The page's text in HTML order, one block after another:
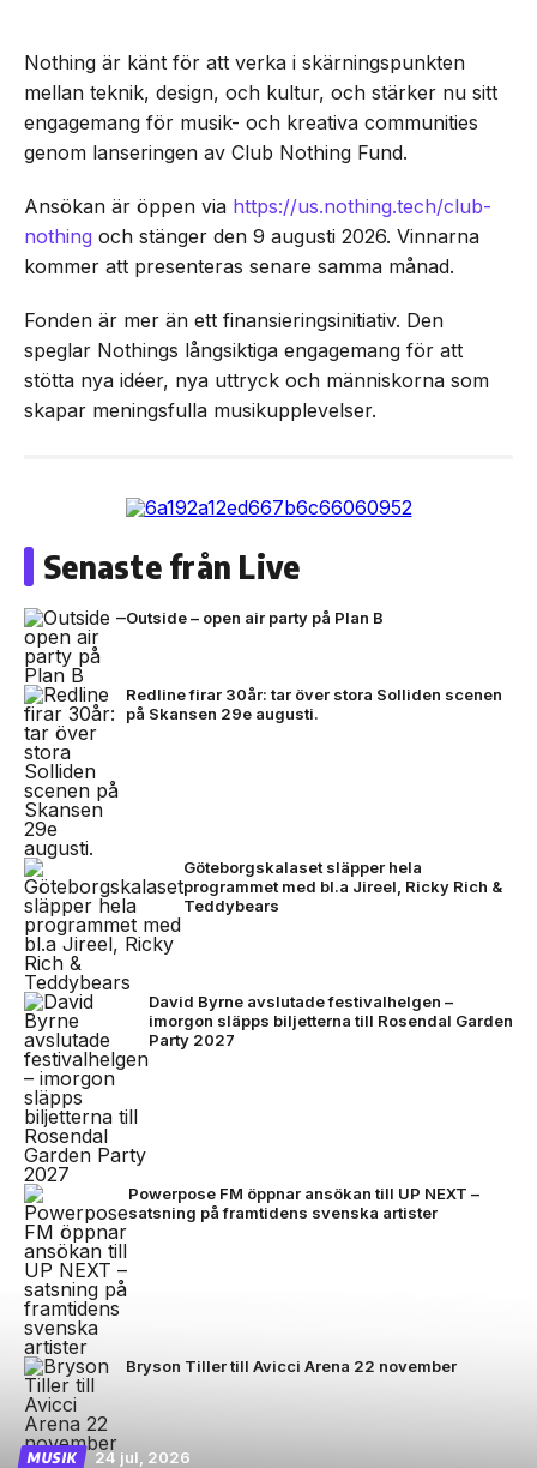
Nothing är känt för att verka i skärningspunkten
mellan teknik, design, och kultur, och stärker nu sitt
engagemang för musik- och kreativa communities
genom lanseringen av Club Nothing Fund.
Ansökan är öppen via https://us.nothing.tech/club-
nothing och stänger den 9 augusti 2026. Vinnarna
kommer att presenteras senare samma månad.
Fonden är mer än ett finansieringsinitiativ. Den
speglar Nothings långsiktiga engagemang för att
stötta nya idéer, nya uttryck och människorna som
skapar meningsfulla musikupplevelser.
Senaste från Live
Outside – open air party på Plan B
Redline firar 30år: tar över stora Solliden scenen
på Skansen 29e augusti.
Göteborgskalaset släpper hela
programmet med bl.a Jireel, Ricky Rich &
Teddybears
David Byrne avslutade festivalhelgen –
imorgon släpps biljetterna till Rosendal Garden
Party 2027
Powerpose FM öppnar ansökan till UP NEXT –
satsning på framtidens svenska artister
Bryson Tiller till Avicci Arena 22 november
MUSIK 24 jul, 2026